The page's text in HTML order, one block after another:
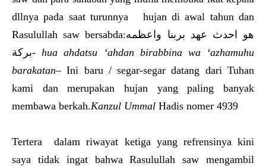
dllnya pada saat turunnya hujan di awal tahun dan
Rasulullah saw bersabda:هو احدث عهد بربنا واعظمه
بركة-hua ahdatsu ‘ahdan birabbina wa ‘azhamuhu
barakatan– Ini baru / segar-segar datang dari Tuhan
kami dan merupakan hujan yang paling banyak
membawa berkah.Kanzul Ummal Hadis nomer 4939
Tertera dalam riwayat ketiga yang refrensinya kini
saya tidak ingat bahwa Rasulullah saw mengambil